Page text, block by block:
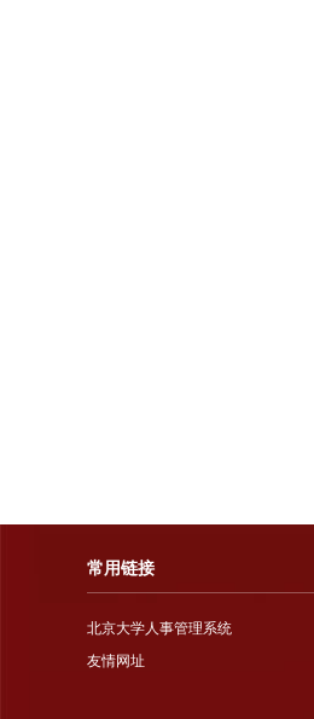
常用链接
北京大学人事管理系统
友情网址